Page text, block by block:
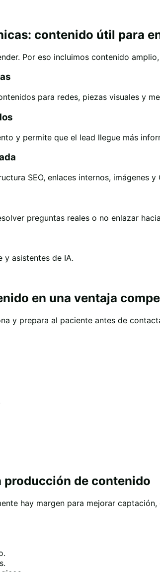
contenido útil para
Por eso incluimos contenido
para redes, piezas visuales y
y permite que el lead llegue más
SEO, enlaces internos, imágenes y
preguntas reales o no enlazar
y asistentes de IA.
en una ventaja
y prepara al paciente antes de
producción de contenido
hay margen para mejorar